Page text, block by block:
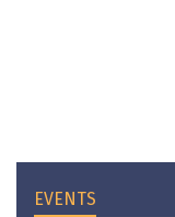
EVENTS